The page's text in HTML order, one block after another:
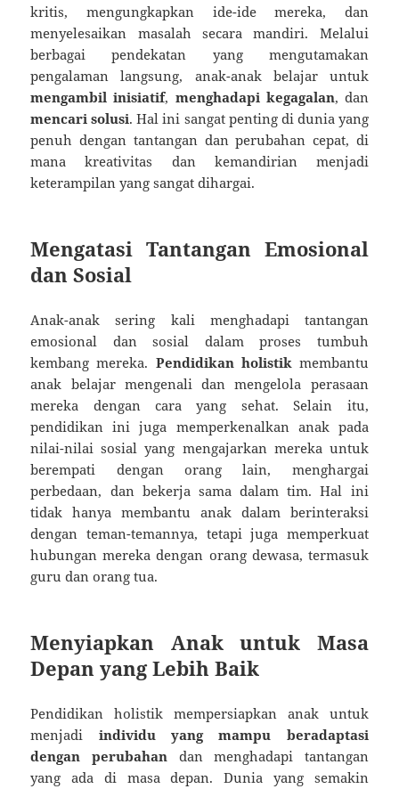
kritis, mengungkapkan ide-ide mereka, dan
menyelesaikan masalah secara mandiri. Melalui
berbagai pendekatan yang mengutamakan
pengalaman langsung, anak-anak belajar untuk
mengambil inisiatif, menghadapi kegagalan, dan
mencari solusi. Hal ini sangat penting di dunia yang
penuh dengan tantangan dan perubahan cepat, di
mana kreativitas dan kemandirian menjadi
keterampilan yang sangat dihargai.
Mengatasi Tantangan Emosional
dan Sosial
Anak-anak sering kali menghadapi tantangan
emosional dan sosial dalam proses tumbuh
kembang mereka. Pendidikan holistikmembantu
anak belajar mengenali dan mengelola perasaan
mereka dengan cara yang sehat. Selain itu,
pendidikan ini juga memperkenalkan anak pada
nilai-nilai sosial yang mengajarkan mereka untuk
berempati dengan orang lain, menghargai
perbedaan, dan bekerja sama dalam tim. Hal ini
tidak hanya membantu anak dalam berinteraksi
dengan teman-temannya, tetapi juga memperkuat
hubungan mereka dengan orang dewasa, termasuk
guru dan orang tua.
Menyiapkan Anak untuk Masa
Depan yang Lebih Baik
Pendidikan holistik mempersiapkan anak untuk
menjadi individu yang mampu beradaptasi
dengan perubahandan menghadapi tantangan
yang ada di masa depan. Dunia yang semakin